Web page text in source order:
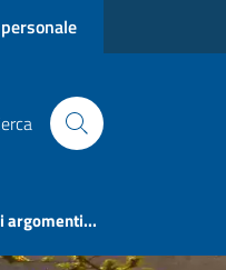
argomenti...